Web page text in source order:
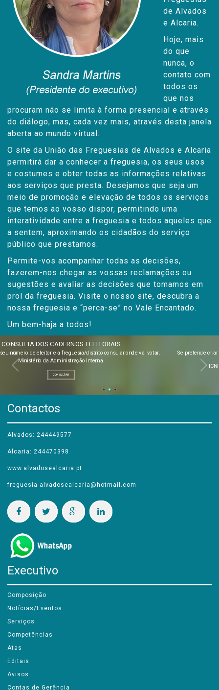
Freguesias
de Alvados
e Alcaria.
Hoje, mais
do que
nunca, o
contato com
todos os
que nos
procuram não se limita à forma presencial e através
do diálogo, mas, cada vez mais, através desta janela
aberta ao mundo virtual.
O site da União das Freguesias de Alvados e Alcaria
permitirá dar a conhecer a freguesia, os seus usos
e costumes e obter todas as informações relativas
aos serviços que presta. Desejamos que seja um
meio de promoção e elevação de todos os serviços
que temos ao vosso dispor, permitindo uma
interatividade entre a freguesia e todos aqueles que
a sentem, aproximando os cidadãos do serviço
público que prestamos.
Permite-vos acompanhar todas as decisões,
fazerem-nos chegar as vossas reclamações ou
sugestões e avaliar as decisões que tomamos em
prol da freguesia. Visite o nosso site, descubra a
nossa freguesia e “perca-se” no Vale Encantado.
Um bem-haja a todos!
QUEIMAS E QUEIMADAS
Se pretende criar queimas de amontoados através do seu telemóvel instale a nova app
ICNF - Instituto da Conservação da Natureza e das Florestas.
Contactos
Executivo
Composição
Notícias/Eventos
Serviços
Competências
Atas
Editais
Avisos